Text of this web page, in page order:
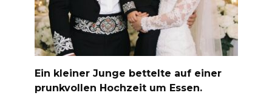
Ein kleiner Junge bettelte auf einer
prunkvollen Hochzeit um Essen.